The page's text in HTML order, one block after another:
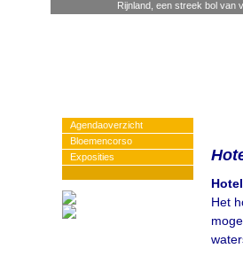
Rijnland, een streek bol van
Agendaoverzicht
Bloemencorso
Exposities
Het